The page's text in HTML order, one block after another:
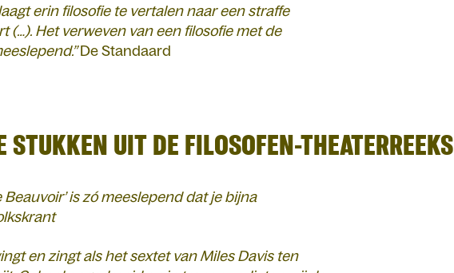
erin filosofie te vertalen naar een straffe
Het verweven van een filosofie met de
De Standaard
STUKKEN UIT DE FILOSOFEN-THEATERREEKS
Beauvoir’ is zó meeslepend dat je bijna
en zingt als het sextet van Miles Davis ten